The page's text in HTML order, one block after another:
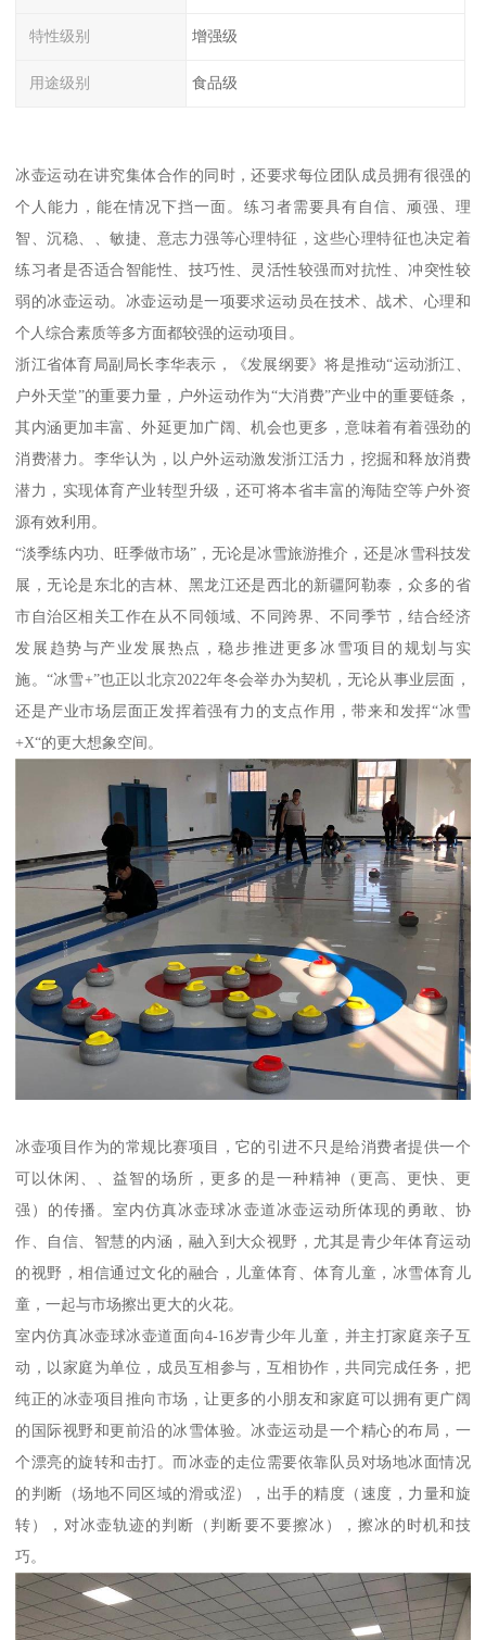
特性级别 增强级
用途级别 食品级
冰壶运动在讲究集体合作的同时，还要求每位团队成员拥有很强的
个人能力，能在情况下挡一面。练习者需要具有自信、顽强、理
智、沉稳、、敏捷、意志力强等心理特征，这些心理特征也决定着
练习者是否适合智能性、技巧性、灵活性较强而对抗性、冲突性较
弱的冰壶运动。冰壶运动是一项要求运动员在技术、战术、心理和
个人综合素质等多方面都较强的运动项目。
浙江省体育局副局长李华表示，《发展纲要》将是推动“运动浙江、
户外天堂”的重要力量，户外运动作为“大消费”产业中的重要链条，
其内涵更加丰富、外延更加广阔、机会也更多，意味着有着强劲的
消费潜力。李华认为，以户外运动激发浙江活力，挖掘和释放消费
潜力，实现体育产业转型升级，还可将本省丰富的海陆空等户外资
源有效利用。
“淡季练内功、旺季做市场”，无论是冰雪旅游推介，还是冰雪科技发
展，无论是东北的吉林、黑龙江还是西北的新疆阿勒泰，众多的省
市自治区相关工作在从不同领域、不同跨界、不同季节，结合经济
发展趋势与产业发展热点，稳步推进更多冰雪项目的规划与实
施。“冰雪+”也正以北京2022年冬会举办为契机，无论从事业层面，
还是产业市场层面正发挥着强有力的支点作用，带来和发挥“冰雪
+X“的更大想象空间。
冰壶项目作为的常规比赛项目，它的引进不只是给消费者提供一个
可以休闲、、益智的场所，更多的是一种精神（更高、更快、更
强）的传播。室内仿真冰壶球冰壶道冰壶运动所体现的勇敢、协
作、自信、智慧的内涵，融入到大众视野，尤其是青少年体育运动
的视野，相信通过文化的融合，儿童体育、体育儿童，冰雪体育儿
童，一起与市场擦出更大的火花。
室内仿真冰壶球冰壶道面向4-16岁青少年儿童，并主打家庭亲子互
动，以家庭为单位，成员互相参与，互相协作，共同完成任务，把
纯正的冰壶项目推向市场，让更多的小朋友和家庭可以拥有更广阔
的国际视野和更前沿的冰雪体验。冰壶运动是一个精心的布局，一
个漂亮的旋转和击打。而冰壶的走位需要依靠队员对场地冰面情况
的判断（场地不同区域的滑或涩），出手的精度（速度，力量和旋
转），对冰壶轨迹的判断（判断要不要擦冰），擦冰的时机和技
巧。